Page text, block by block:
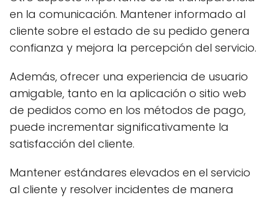
en la comunicación. Mantener informado al
cliente sobre el estado de su pedido genera
confianza y mejora la percepción del servicio.
Además, ofrecer una experiencia de usuario
amigable, tanto en la aplicación o sitio web
de pedidos como en los métodos de pago,
puede incrementar significativamente la
satisfacción del cliente.
Mantener estándares elevados en el servicio
al cliente y resolver incidentes de manera